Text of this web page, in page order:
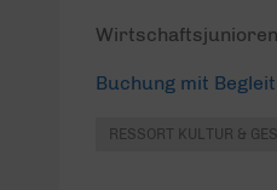
Buchung mit
RESSORT KULTUR &